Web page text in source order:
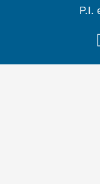
P.I.